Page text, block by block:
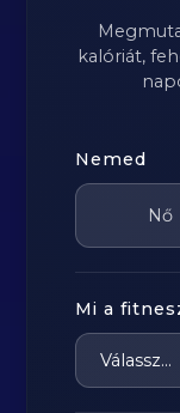
kalóriát,
Nemed
Nő
Mi a